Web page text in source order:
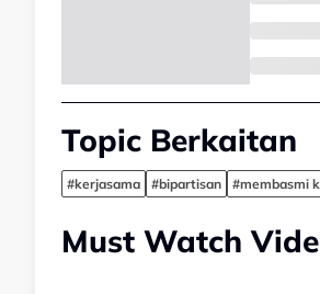
Topic Berkaitan
#kerjasama #bipartisan #membasmi
Must Watch